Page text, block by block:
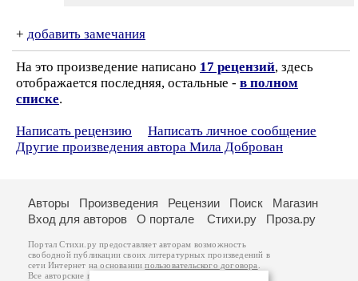
+ добавить замечания
На это произведение написано 17 рецензий, здесь
отображается последняя, остальные - в полном
списке.
Написать рецензию
Написать личное сообщение
Другие произведения автора Мила Доброван
Авторы Произведения Рецензии Поиск
Магазин
Вход для авторов
О портале Стихи.ру Проза.ру
Портал Стихи.ру предоставляет авторам возможность
свободной публикации своих литературных произведений в
сети Интернет на основаниипользовательского договора
Все авторские права на произведения принадлежат авторам